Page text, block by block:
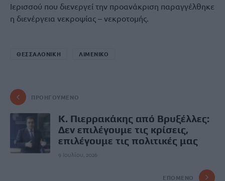
Ιερισσού που διενεργεί την προανάκριση παραγγέλθηκε
η διενέργεια νεκροψίας – νεκροτομής.
ΘΕΣΣΑΛΟΝΙΚΗ ΛΙΜΕΝΙΚΟ
ΠΡΟΗΓΟΎΜΕΝΟ
K. Πιερρακάκης από Βρυξέλλες:
Δεν επιλέγουμε τις κρίσεις,
επιλέγουμε τις πολιτικές μας
9 Ιουλίου, 2026
ΕΠΌΜΕΝΟ